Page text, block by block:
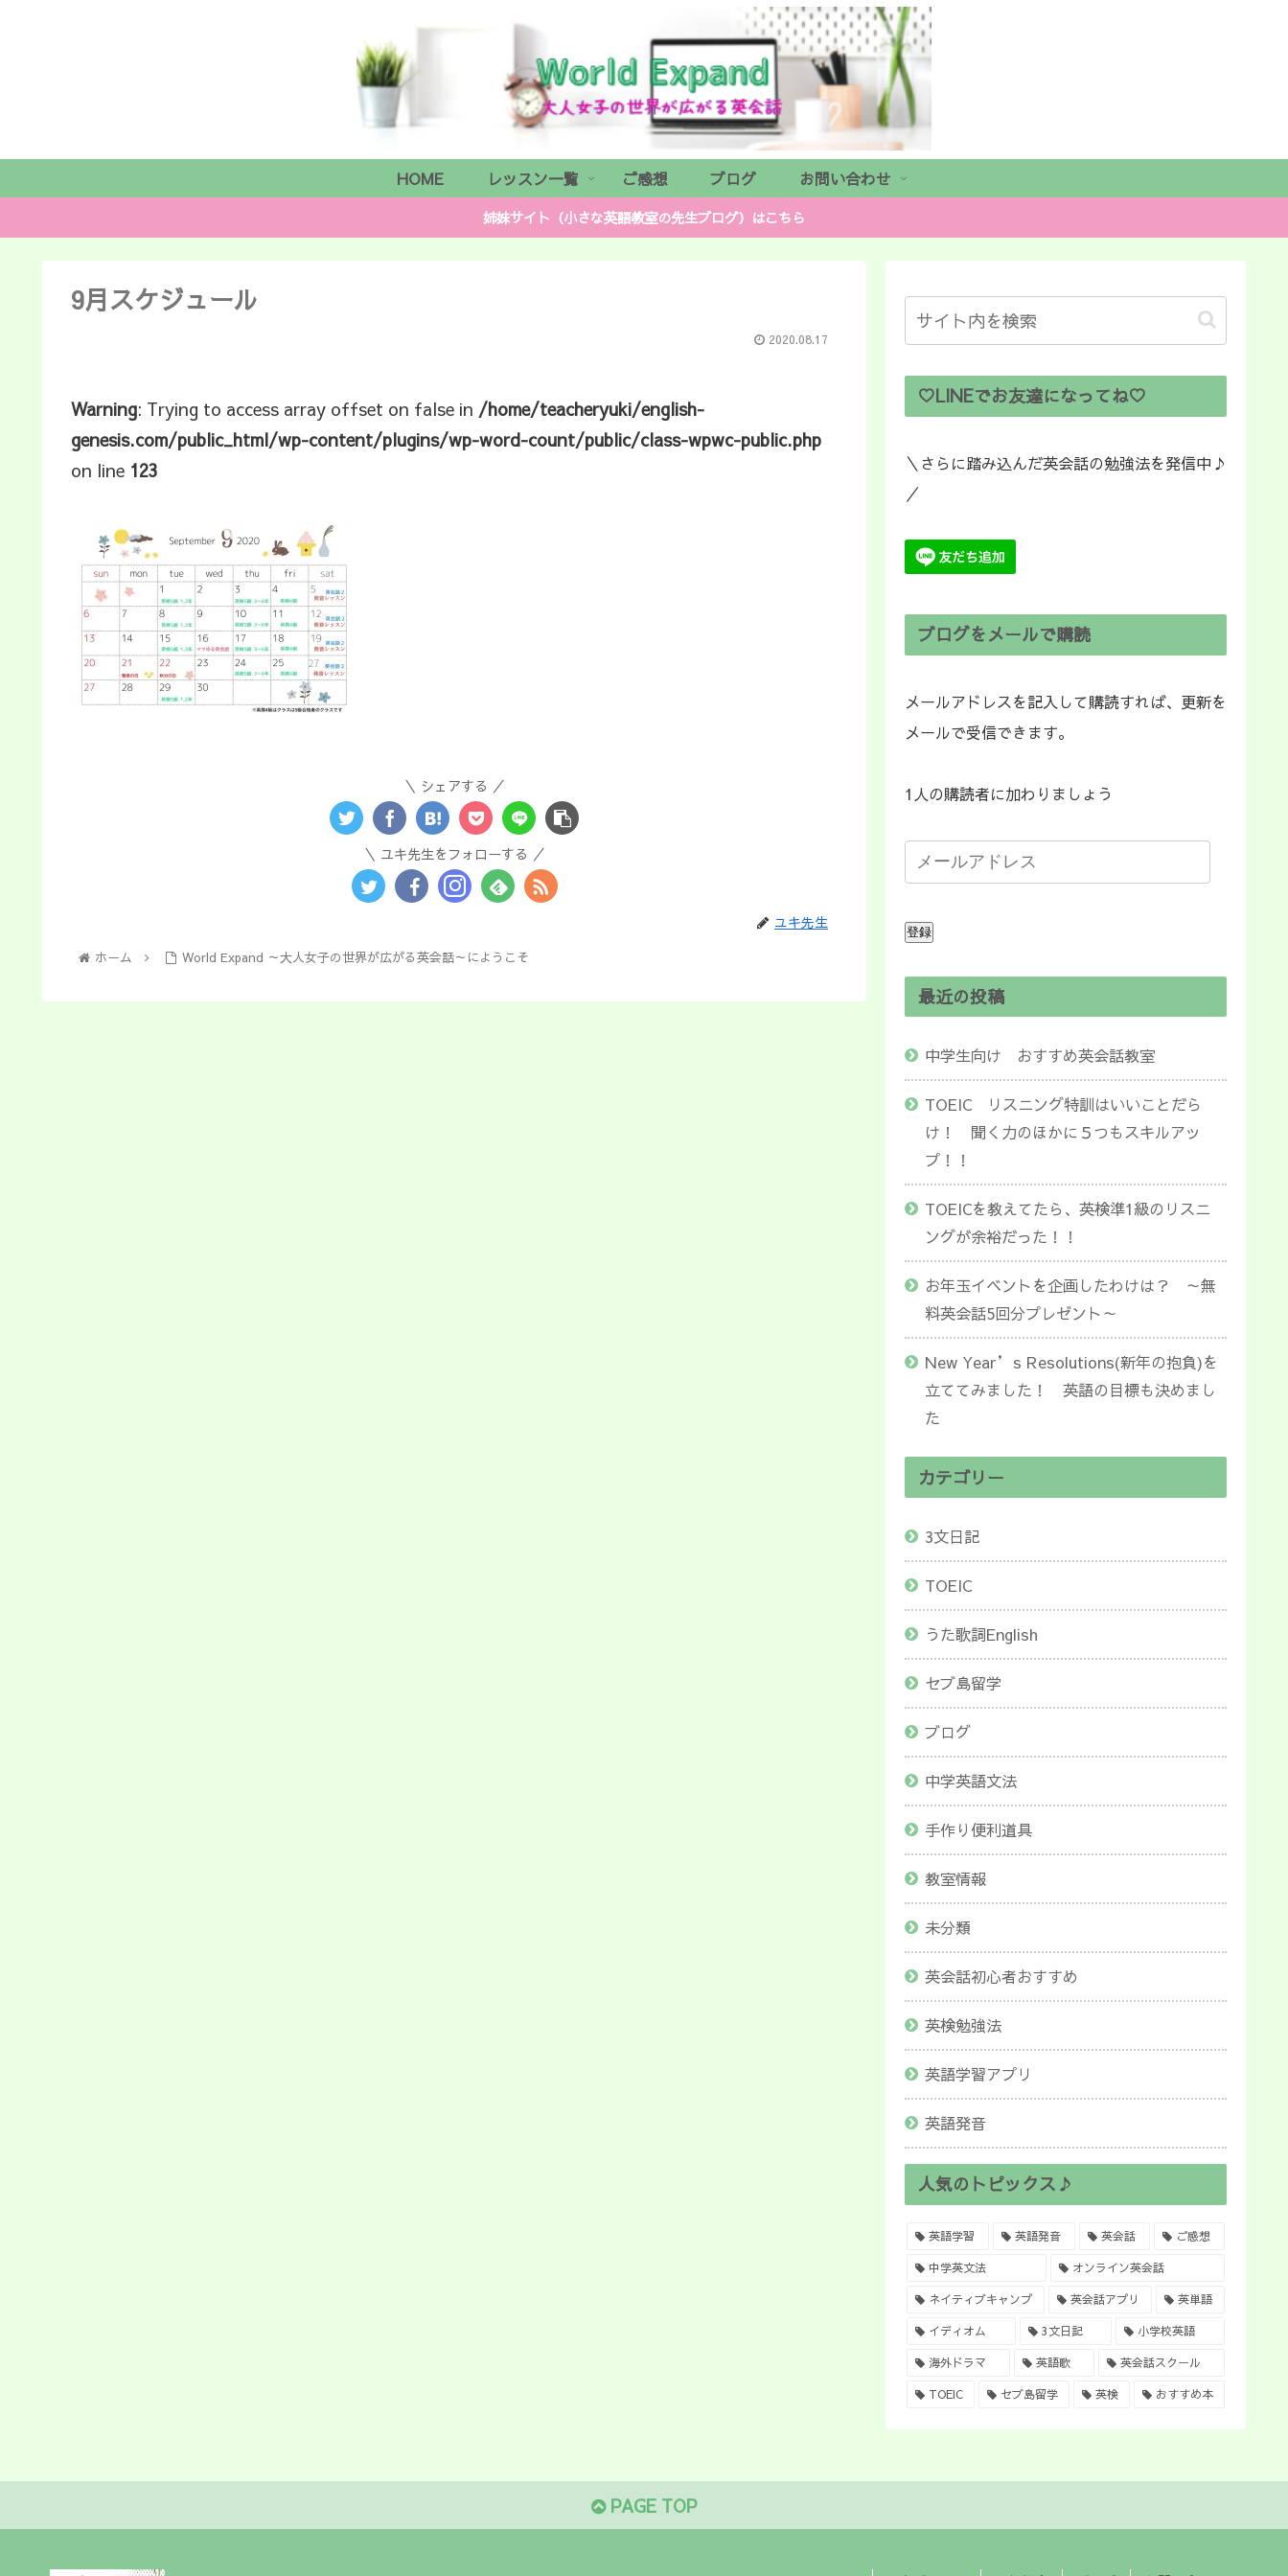
HOME レッスン一覧 ご感想 ブログ お問い合わせ
姉妹サイト（小さな英語教室の先生ブログ）はこちら
9月スケジュール
2020.08.17
Warning: Trying to access array offset on false in /home/teacheryuki/english-
genesis.com/public_html/wp-content/plugins/wp-word-count/public/class-wpwc-public.php
on line 123
シェアする
ユキ先生をフォローする
ユキ先生
ホーム World Expand ～大人女子の世界が広がる英会話～にようこそ
♡LINEでお友達になってね♡
＼さらに踏み込んだ英会話の勉強法を発信中♪
／
ブログをメールで購読
メールアドレスを記入して購読すれば、更新を
メールで受信できます。
1人の購読者に加わりましょう
登録
最近の投稿
中学生向け おすすめ英会話教室
TOEIC リスニング特訓はいいことだら
け！ 聞く力のほかに５つもスキルアッ
プ！！
TOEICを教えてたら、英検準1級のリスニ
ングが余裕だった！！
お年玉イベントを企画したわけは？ ～無
料英会話5回分プレゼント～
New Year’s Resolutions(新年の抱負)を
立ててみました！ 英語の目標も決めまし
た
カテゴリー
3文日記
TOEIC
うた歌詞English
セブ島留学
ブログ
中学英語文法
手作り便利道具
教室情報
未分類
英会話初心者おすすめ
英検勉強法
英語学習アプリ
英語発音
人気のトピックス♪
英語学習 英語発音 英会話 ご感想
中学英文法 オンライン英会話
ネイティブキャンプ 英会話アプリ 英単語
イディオム 3文日記 小学校英語
海外ドラマ 英語歌 英会話スクール
TOEIC セブ島留学 英検 おすすめ本
PAGE TOP